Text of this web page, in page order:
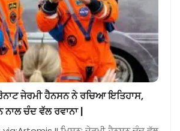
ਜੇਰਮੀ ਹੈਨਸਨ ਨੇ ਰਚਿਆ ਇਤਿਹਾਸ,
ਚੰਦ ਵੱਲ ਰਵਾਨਾ |